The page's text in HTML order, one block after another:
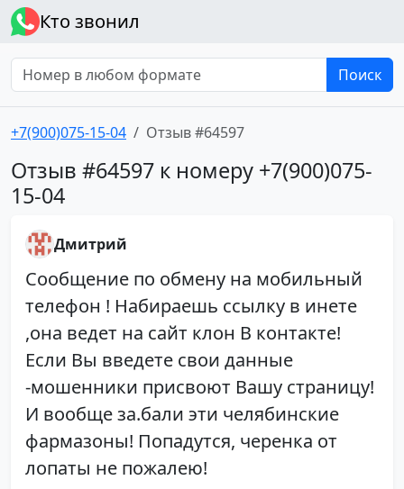
Кто звонил
Поиск
+7(900)075-15-04 Отзыв #64597
Отзыв #64597 к номеру +7(900)075-
15-04
Дмитрий
Сообщение по обмену на мобильный
телефон ! Набираешь ссылку в инете
,она ведет на сайт клон В контакте!
Если Вы введете свои данные
-мошенники присвоют Вашу страницу!
И вообще за.бали эти челябинские
фармазоны! Попадутся, черенка от
лопаты не пожалею!